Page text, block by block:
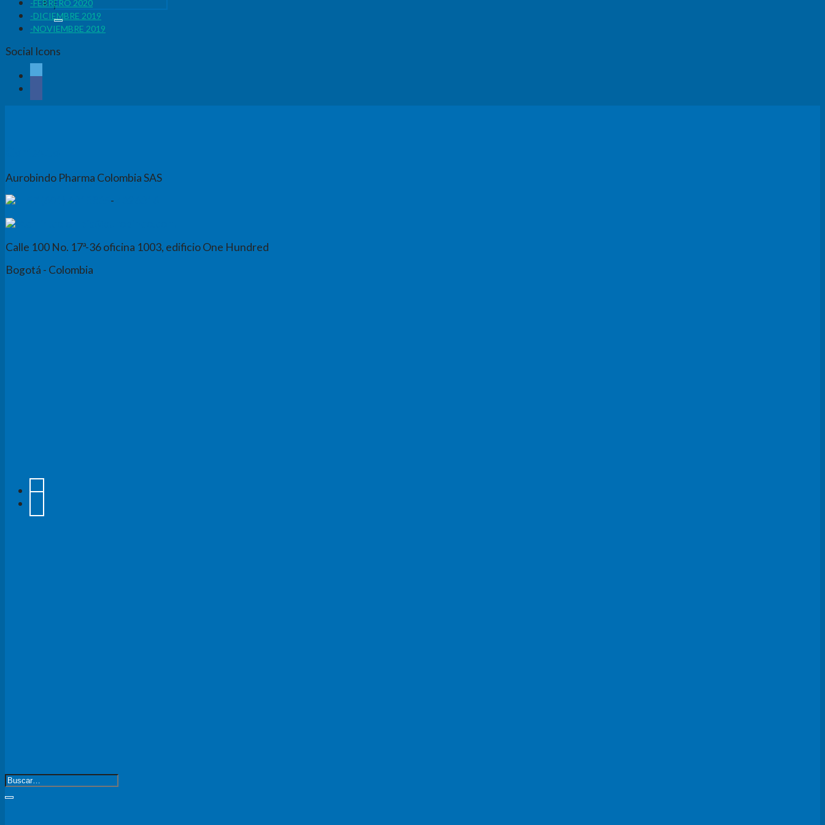
por:
FEBRERO 2020
DICIEMBRE 2019
NOVIEMBRE 2019
Social Icons
Aurobindo Pharma Colombia SAS
-
Calle 100 No. 17ª-36 oficina 1003, edificio One Hundred
Bogotá - Colombia